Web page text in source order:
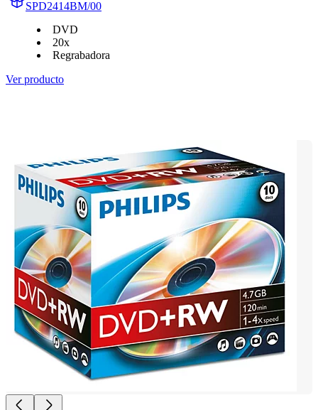
SPD2414BM/00
DVD
20x
Regrabadora
Ver producto